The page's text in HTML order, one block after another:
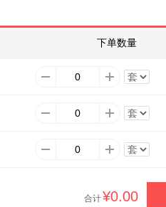
下单数量
合计¥0.00